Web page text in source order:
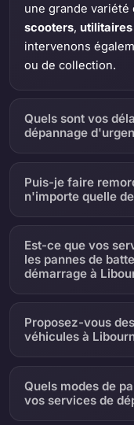
une grande
scooters, utilitaires
intervenons
ou de collection.
Quels sont vos
dépannage
Puis-je faire
n'importe quelle
Est-ce que vos
les pannes de
démarrage à
Proposez-vous
véhicules à
Quels modes de
vos services de